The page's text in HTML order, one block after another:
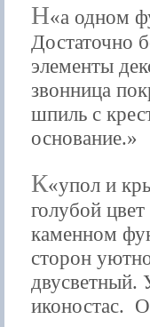
Н а одном
Достаточно
элементы
звонница
шпиль с
основание.
К упол и
голубой
каменном
сторон
двусветный.
иконостас.